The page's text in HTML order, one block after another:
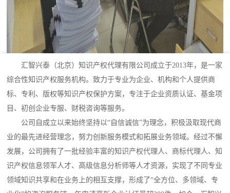
汇智兴泰（北京）知识产权代理有限公司成立于2013年，是一家
综合性知识产权服务机构。致力于专业为企业、机构和个人提供商
标、专利、版权等知识产权保护方案，专注于企业资质认证、基金项
目、初创企业专服、财税咨询等服务。
公司自成立以来始终坚持以“自信诚信”为理念，积极汲取现代商
业的最先进经营理念，努力创新服务模式和拓展业务领域。经过不懈
发展，公司拥有了一批经验丰富的知识产权代理人、商标代理人、知
识产权信息领军人才、高级信息分析师等人才资源，实现了不同专业
领域知识共享和在业务上的相互支撑，形成了“全方位、多领域、专